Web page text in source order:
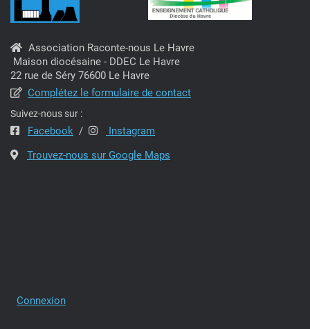
Association Raconte-nous Le Havre
Maison diocésaine - DDEC Le Havre
22 rue de Séry 76600 Le Havre
Complétez le formulaire de contact
Suivez-nous sur :
Facebook /
Instagram
Trouvez-nous sur Google Maps
Connexion